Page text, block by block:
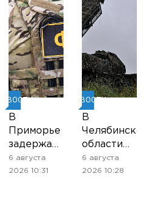
НОВОСТИ
В
Приморье
задержали
подростков,
готовивших
6 августа
2026 10:31
НОВОСТИ
В
области
введён
режим
6 августа
2026 10:28